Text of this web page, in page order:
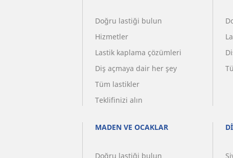
Doğru lastiği bulun
Hizmetler
Lastik kaplama çözümleri
Diş açmaya dair her şey
Tüm lastikler
Teklifinizi alın
MADEN VE OCAKLAR
Doğru lastiği bulun